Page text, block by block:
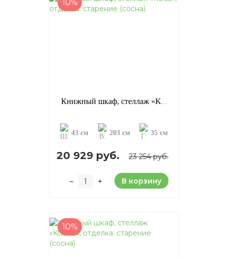
10%
Книжный шкаф, стеллаж «KCC5», отделка: старение (сосна)
43 см 203 см 35 см
20 929 руб. 23 254 руб.
– + В корзину
10%